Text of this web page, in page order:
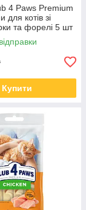
4 Paws Premium
для котів зі
та форелі 5 шт
Купити